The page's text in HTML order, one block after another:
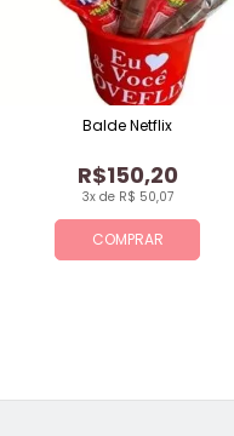
COMPRAR
3x de R$ 50,07
R$150,20
Balde Netflix